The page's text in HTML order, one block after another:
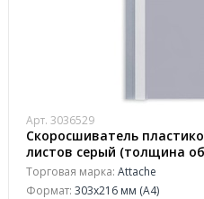
Арт. 3036529
Скоросшиватель
листов серый (толщина
штук в упаковке)
Торговая марка: Attache
Формат: 303x216 мм (А4)